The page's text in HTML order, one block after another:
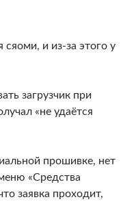
и из-за этого у
загрузчик при
«не удаётся
прошивке, нет
«Средства
заявка проходит,